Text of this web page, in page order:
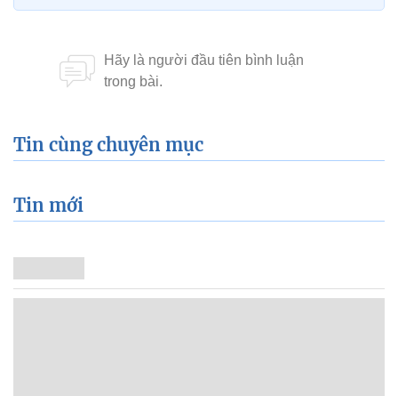
Tin cùng chuyên mục
Tin mới